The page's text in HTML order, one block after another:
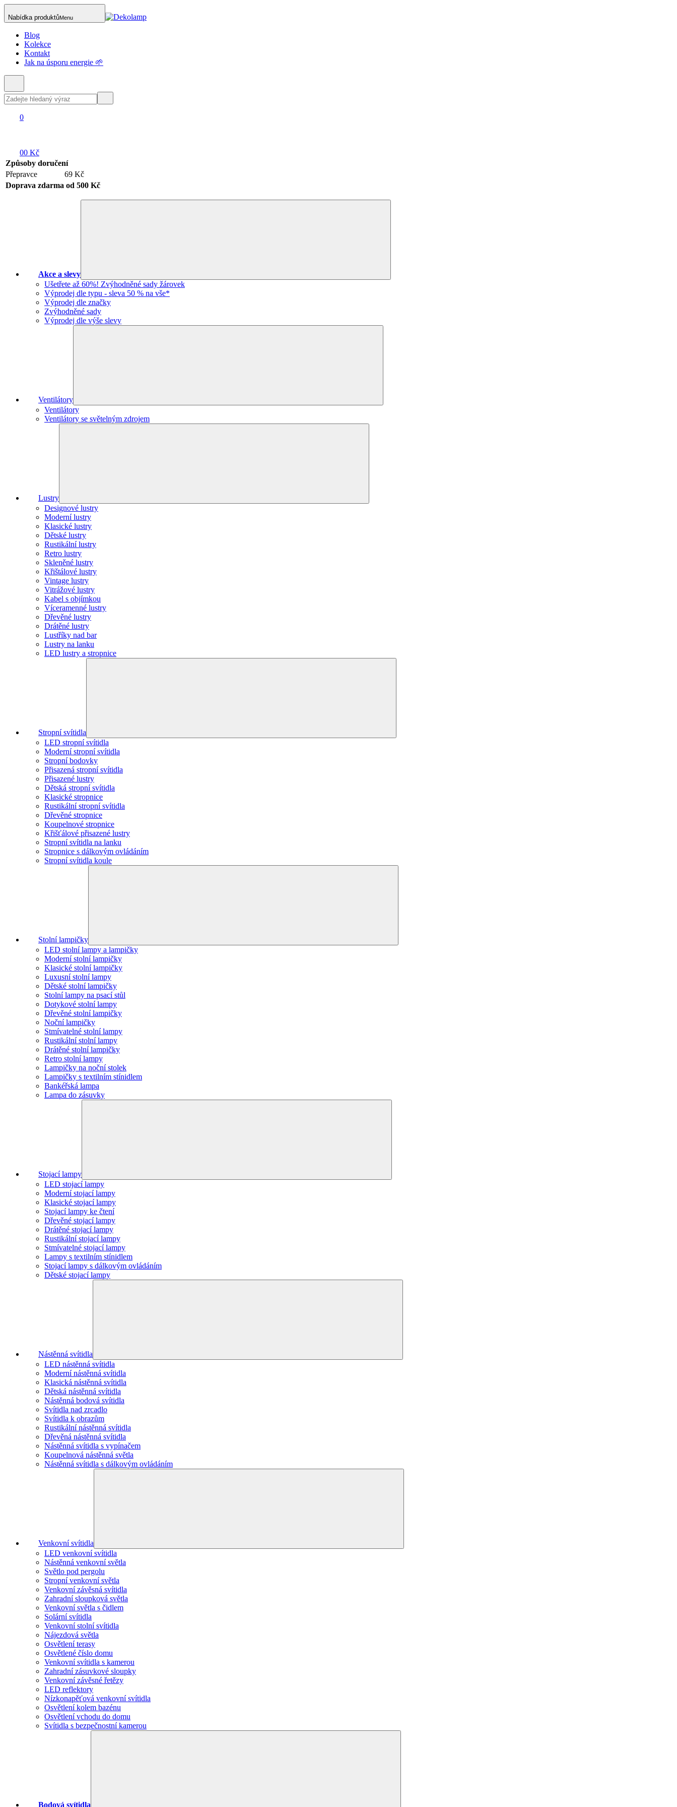
Nabídka produktůMenu
Blog
Kolekce
Kontakt
Jak na úsporu energie 🌱
0
00 Kč
Způsoby doručení
Přepravce
69 Kč
Doprava zdarma od 500 Kč
Akce a slevy
Ušetřete až 60%! Zvýhodněné sady žárovek
Výprodej dle typu - sleva 50 % na vše*
Výprodej dle značky
Zvýhodněné sady
Výprodej dle výše slevy
Ventilátory
Ventilátory
Ventilátory se světelným zdrojem
Lustry
Designové lustry
Moderní lustry
Klasické lustry
Dětské lustry
Rustikální lustry
Retro lustry
Skleněné lustry
Křištálové lustry
Vintage lustry
Vitrážové lustry
Kabel s objímkou
Víceramenné lustry
Dřevěné lustry
Drátěné lustry
Lustříky nad bar
Lustry na lanku
LED lustry a stropnice
Stropní svítidla
LED stropní svítidla
Moderní stropní svítidla
Stropní bodovky
Přisazená stropní svítidla
Přisazené lustry
Dětská stropní svítidla
Klasické stropnice
Rustikální stropní svítidla
Dřevěné stropnice
Koupelnové stropnice
Křišťálové přisazené lustry
Stropní svítidla na lanku
Stropnice s dálkovým ovládáním
Stropní svítidla koule
Stolní lampičky
LED stolní lampy a lampičky
Moderní stolní lampičky
Klasické stolní lampičky
Luxusní stolní lampy
Dětské stolní lampičky
Stolní lampy na psací stůl
Dotykové stolní lampy
Dřevěné stolní lampičky
Noční lampičky
Stmívatelné stolní lampy
Rustikální stolní lampy
Drátěné stolní lampičky
Retro stolní lampy
Lampičky na noční stolek
Lampičky s textilním stínidlem
Bankéřská lampa
Lampa do zásuvky
Stojací lampy
LED stojací lampy
Moderní stojací lampy
Klasické stojací lampy
Stojací lampy ke čtení
Dřevěné stojací lampy
Drátěné stojací lampy
Rustikální stojací lampy
Stmívatelné stojací lampy
Lampy s textilním stínidlem
Stojací lampy s dálkovým ovládáním
Dětské stojací lampy
Nástěnná svítidla
LED nástěnná svítidla
Moderní nástěnná svítidla
Klasická nástěnná svítidla
Dětská nástěnná svítidla
Nástěnná bodová svítidla
Svítidla nad zrcadlo
Svítidla k obrazům
Rustikální nástěnná svítidla
Dřevěná nástěnná svítidla
Nástěnná svítidla s vypínačem
Koupelnová nástěnná světla
Nástěnná svítidla s dálkovým ovládáním
Venkovní svítidla
LED venkovní svítidla
Nástěnná venkovní světla
Světlo pod pergolu
Stropní venkovní světla
Venkovní závěsná svítidla
Zahradní sloupková světla
Venkovní světla s čidlem
Solární svítidla
Venkovní stolní svítidla
Nájezdová světla
Osvětlení terasy
Osvětlené číslo domu
Venkovní svítidla s kamerou
Zahradní zásuvkové sloupky
Venkovní závěsné řetězy
LED reflektory
Nízkonapěťová venkovní svítidla
Osvětlení kolem bazénu
Osvětlení vchodu do domu
Svítidla s bezpečnostní kamerou
Bodová svítidla